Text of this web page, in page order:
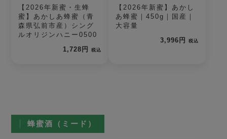
【2026年新蜜・生蜂
蜜】あかしあ蜂蜜（青
森県弘前市産）シング
ルオリジンハニー0500
1,728円
税込
【2026年新蜜】あかし
あ蜂蜜｜450g｜国産｜
大容量
3,996円
税込
蜂蜜酒（ミード）